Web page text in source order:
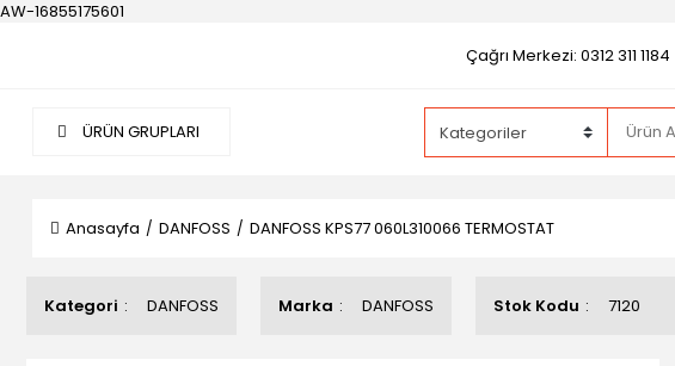
AW-16855175601
Çağrı Merkezi: 0312 311 1184
ÜRÜN GRUPLARI
Anasayfa DANFOSS DANFOSS KPS77 060L310066 TERMOSTAT
Kategori DANFOSS Marka DANFOSS Stok Kodu 7120